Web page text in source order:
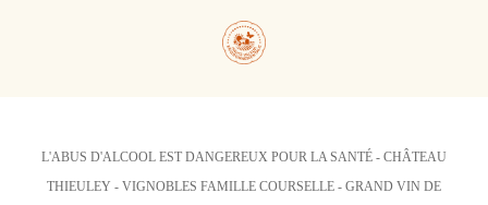
L'ABUS D'ALCOOL EST DANGEREUX POUR LA SANTÉ - CHÂTEAU
THIEULEY - VIGNOBLES FAMILLE COURSELLE - GRAND VIN DE